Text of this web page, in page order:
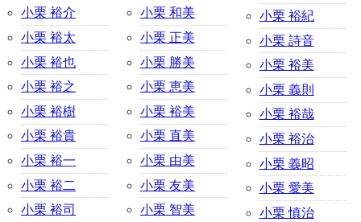
小栗 裕介
小栗 裕太
小栗 裕也
小栗 裕之
小栗 裕樹
小栗 裕貴
小栗 裕一
小栗 裕二
小栗 裕司
小栗 和美
小栗 正美
小栗 勝美
小栗 恵美
小栗 裕美
小栗 直美
小栗 由美
小栗 友美
小栗 智美
小栗 裕紀
小栗 詩音
小栗 裕美
小栗 義則
小栗 裕哉
小栗 裕治
小栗 義昭
小栗 愛美
小栗 慎治